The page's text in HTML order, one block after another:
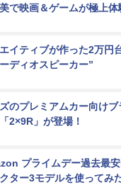
で映画＆ゲームが極上体
イティブが作った2万円
ディオスピーカー”
のプレミアムカー向け
2×9R」が登場！
プライムデー過去最
ター3モデルを使ってみ